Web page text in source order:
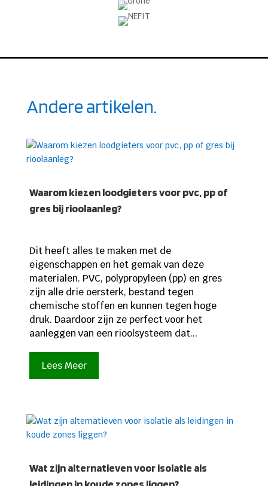
Andere artikelen.
Waarom kiezen loodgieters voor pvc, pp of
gres bij rioolaanleg?
Dit heeft alles te maken met de
eigenschappen en het gemak van deze
materialen. PVC, polypropyleen (pp) en gres
zijn alle drie oersterk, bestand tegen
chemische stoffen en kunnen tegen hoge
druk. Daardoor zijn ze perfect voor het
aanleggen van een rioolsysteem dat...
Lees Meer
Wat zijn alternatieven voor isolatie als